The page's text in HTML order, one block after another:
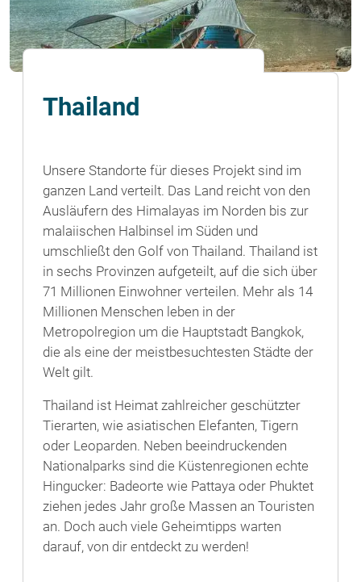
Thailand
Unsere Standorte für dieses Projekt sind im
ganzen Land verteilt. Das Land reicht von den
Ausläufern des Himalayas im Norden bis zur
malaiischen Halbinsel im Süden und
umschließt den Golf von Thailand. Thailand ist
in sechs Provinzen aufgeteilt, auf die sich über
71 Millionen Einwohner verteilen. Mehr als 14
Millionen Menschen leben in der
Metropolregion um die Hauptstadt Bangkok,
die als eine der meistbesuchtesten Städte der
Welt gilt.
Thailand ist Heimat zahlreicher geschützter
Tierarten, wie asiatischen Elefanten, Tigern
oder Leoparden. Neben beeindruckenden
Nationalparks sind die Küstenregionen echte
Hingucker: Badeorte wie Pattaya oder Phuktet
ziehen jedes Jahr große Massen an Touristen
an. Doch auch viele Geheimtipps warten
darauf, von dir entdeckt zu werden!